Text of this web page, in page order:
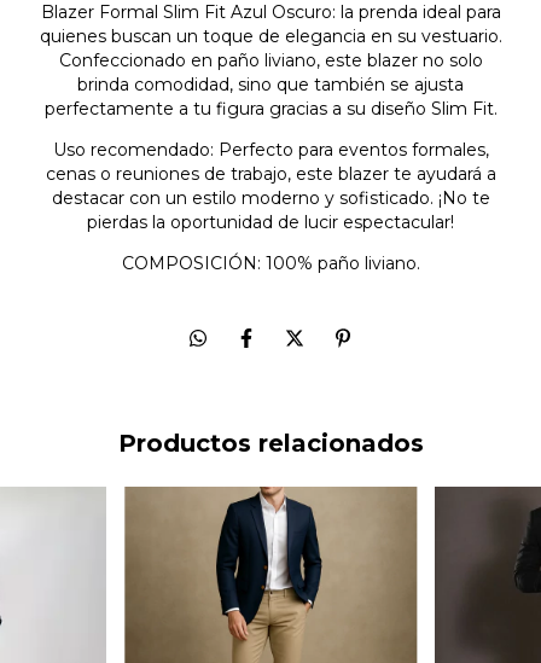
Blazer Formal Slim Fit Azul Oscuro: la prenda ideal para
quienes buscan un toque de elegancia en su vestuario.
Confeccionado en paño liviano, este blazer no solo
brinda comodidad, sino que también se ajusta
perfectamente a tu figura gracias a su diseño Slim Fit.
Uso recomendado: Perfecto para eventos formales,
cenas o reuniones de trabajo, este blazer te ayudará a
destacar con un estilo moderno y sofisticado. ¡No te
pierdas la oportunidad de lucir espectacular!
COMPOSICIÓN: 100% paño liviano.
Productos relacionados